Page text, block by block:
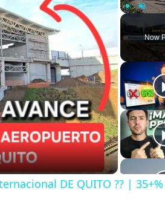
Now
DE QUITO ?? | 35+%